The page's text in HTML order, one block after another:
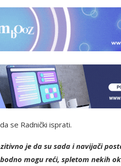
se Radnički isprati.
je da su sada i navijači
mogu reći, spletom nekih